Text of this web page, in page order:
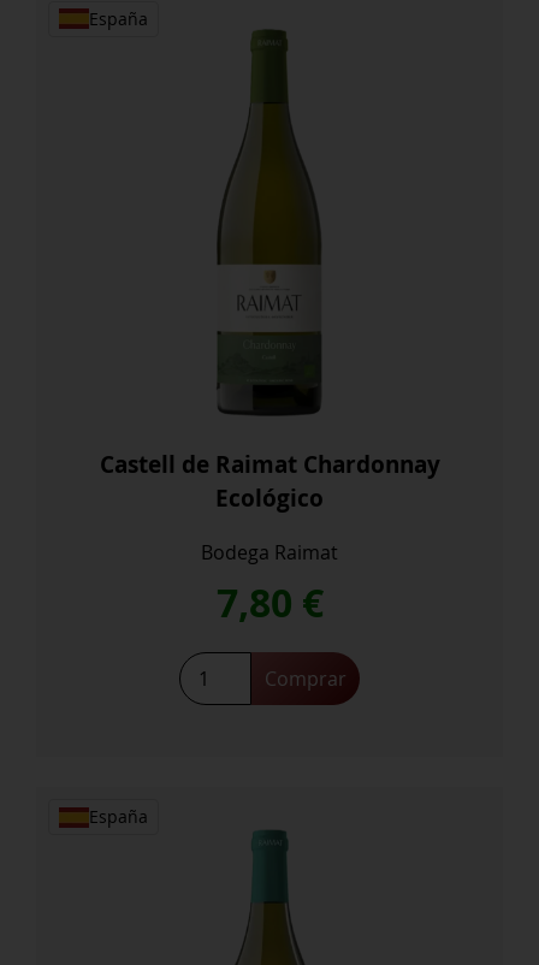
España
Castell de Raimat Chardonnay
Ecológico
Bodega Raimat
7,80 €
Castell
de
Comprar
España